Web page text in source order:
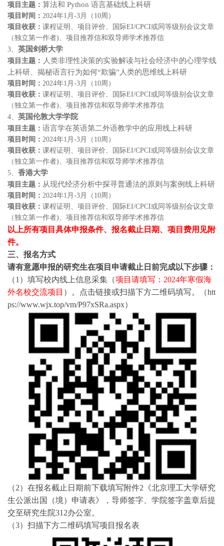
项目主题： 算法和 Python 语言基础线上科研
项目时间： 2024年1 月 -3 月（ 10 周）
项目收获： 课程证明、项目评价、国际EI/CPCI或同等级别会议文章
（独立第一作者) 、项目推荐信和双导师学术推荐信
3
英国剑桥大学
项目主题： 人类非理性决策的实验解读与社会经济中的心理学线
上科研、揭秘语言行为如何“欺骗”人类的思维线上科研
项目时间： 2024年1 月 -3 月（ 10 周）
项目收获： 课程证明、项目评价、国际EI/CPCI或同等级别会议文章
（独立第一作者) 、项目推荐信和双导师学术推荐信
4
英国伦敦大学学院
项目主题： 语言学在英语第二外语教学中的应用线上科研
项目时间： 2024年1 月 -3 月（ 10 周）
项目收获： 课程证明、项目评价、国际EI/CPCI或同等级别会议文章
（独立第一作者) 、项目推荐信和双导师学术推荐信
5
香港大学
项目主题： 从现代经济分析中探寻普通法的原则与案例线上科研
项目时间： 2024年1 月 -3 月（ 10 周）
项目收获： 课程证明、项目评价、国际EI/CPCI或同等级别会议文章
（独立第一作者) 、项目推荐信和双导师学术推荐信
以上所有项目具体申报条件、报名截止日期、项目费用见附
件。
三、 报名方式
请有意愿申报的研究生在项目申请截止日前完成以下步骤：
（1） 填写校内线上信息采集（项目请填写： 2024年寒假海
外名校交流项目 ）。点击链接或扫描下方二维码填写。（htt
ps://www.wjx.top/vm/P97xSRa.aspx）
（2） 在报名截止日期前下载填写附件2《北京理工大学研究
生公派出国（境）申请表》，导师签字、学院签字盖章后提
交至研究生院312办公室。
（3） 扫描下方二维码填写项目报名表